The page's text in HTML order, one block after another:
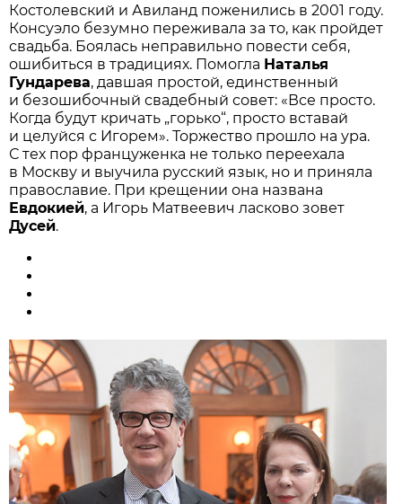
Костолевский и Авиланд поженились в 2001 году.
Консуэло безумно переживала за то, как пройдет
свадьба. Боялась неправильно повести себя,
ошибиться в традициях. Помогла Наталья
Гундарева, давшая простой, единственный
и безошибочный свадебный совет: «Все просто.
Когда будут кричать „горько“, просто вставай
и целуйся с Игорем». Торжество прошло на ура.
С тех пор француженка не только переехала
в Москву и выучила русский язык, но и приняла
православие. При крещении она названа
Евдокией, а Игорь Матвеевич ласково зовет
Дусей.